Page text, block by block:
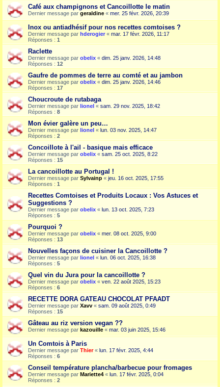
Café aux champignons et Cancoillotte le matin
Dernier message par geraldine « mer. 25 févr. 2026, 20:39
Inox ou antiadhésif pour nos recettes comtoises ?
Dernier message par hderogier « mar. 17 févr. 2026, 11:17
Réponses : 1
Raclette
Dernier message par obelix « dim. 25 janv. 2026, 14:48
Réponses : 12
Gaufre de pommes de terre au comté et au jambon
Dernier message par obelix « dim. 25 janv. 2026, 14:46
Réponses : 17
Choucroute de rutabaga
Dernier message par lionel « sam. 29 nov. 2025, 18:42
Réponses : 8
Mon évier galère un peu…
Dernier message par lionel « lun. 03 nov. 2025, 14:47
Réponses : 2
Concoillote à l'ail - basique mais efficace
Dernier message par obelix « sam. 25 oct. 2025, 8:22
Réponses : 15
La cancoillotte au Portugal !
Dernier message par Sylvainp « jeu. 16 oct. 2025, 17:55
Réponses : 1
Recettes Comtoises et Produits Locaux : Vos Astuces et
Suggestions ?
Dernier message par obelix « lun. 13 oct. 2025, 7:23
Réponses : 5
Pourquoi ?
Dernier message par obelix « mer. 08 oct. 2025, 9:00
Réponses : 13
Nouvelles façons de cuisiner la Cancoillotte ?
Dernier message par lionel « lun. 06 oct. 2025, 16:38
Réponses : 5
Quel vin du Jura pour la cancoillotte ?
Dernier message par obelix « ven. 22 août 2025, 15:23
Réponses : 6
RECETTE DORA GATEAU CHOCOLAT PFAADT
Dernier message par Xavv « sam. 09 août 2025, 0:49
Réponses : 15
Gâteau au riz version vegan ??
Dernier message par kazouille « mar. 03 juin 2025, 15:46
Un Comtois à Paris
Dernier message par Thier« lun. 17 févr. 2025, 4:44
Réponses : 6
Conseil température plancha/barbecue pour fromages
Dernier message par Mariette4 « lun. 17 févr. 2025, 0:04
Réponses : 2